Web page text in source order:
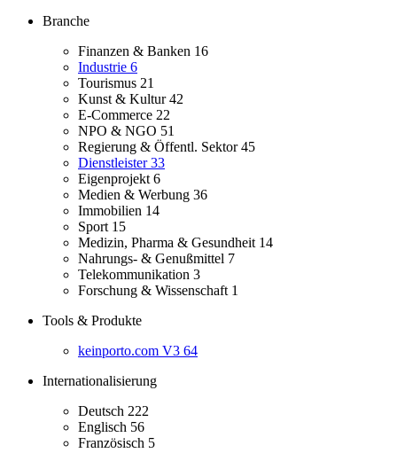
Branche
Finanzen & Banken 16
Industrie 6
Tourismus 21
Kunst & Kultur42
E-Commerce 22
NPO & NGO 51
Regierung & Öffentl. Sektor45
Dienstleister33
Eigenprojekt 6
Medien & Werbung 36
Immobilien 14
Sport 15
Medizin, Pharma & Gesundheit 14
Nahrungs- & Genußmittel 7
Telekommunikation 3
Forschung & Wissenschaft 1
Tools & Produkte
keinporto.com V3 64
Internationalisierung
Deutsch 222
Englisch 56
Französisch 5